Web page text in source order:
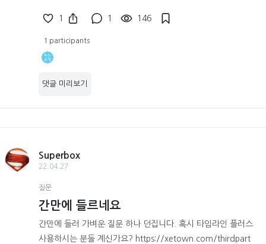
1 1 146
1 participants
댓글 미리보기
Superbox
22.04.27
질문
간만에 들르네요
간만에 들러 가벼운 질문 하나 던집니다. 혹시 타임라인 플러스
사용하시는 분들 계신가요? https://xetown.com/thirdpart